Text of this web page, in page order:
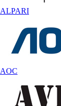
ALPARI
AOC